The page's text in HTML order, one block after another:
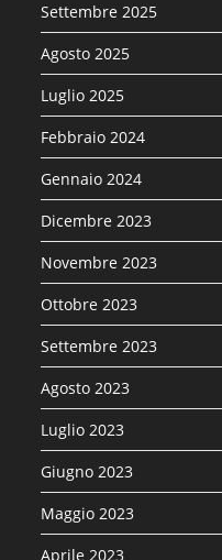
Settembre 2025
Agosto 2025
Luglio 2025
Febbraio 2024
Gennaio 2024
Dicembre 2023
Novembre 2023
Ottobre 2023
Settembre 2023
Agosto 2023
Luglio 2023
Giugno 2023
Maggio 2023
Aprile 2023